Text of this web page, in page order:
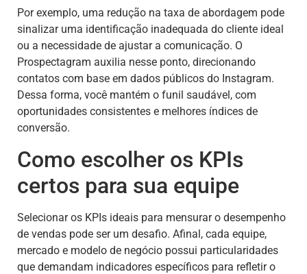
Por exemplo, uma redução na taxa de abordagem pode
sinalizar uma identificação inadequada do cliente ideal
ou a necessidade de ajustar a comunicação. O
Prospectagram auxilia nesse ponto, direcionando
contatos com base em dados públicos do Instagram.
Dessa forma, você mantém o funil saudável, com
oportunidades consistentes e melhores índices de
conversão.
Como escolher os KPIs
certos para sua equipe
Selecionar os KPIs ideais para mensurar o desempenho
de vendas pode ser um desafio. Afinal, cada equipe,
mercado e modelo de negócio possui particularidades
que demandam indicadores específicos para refletir o